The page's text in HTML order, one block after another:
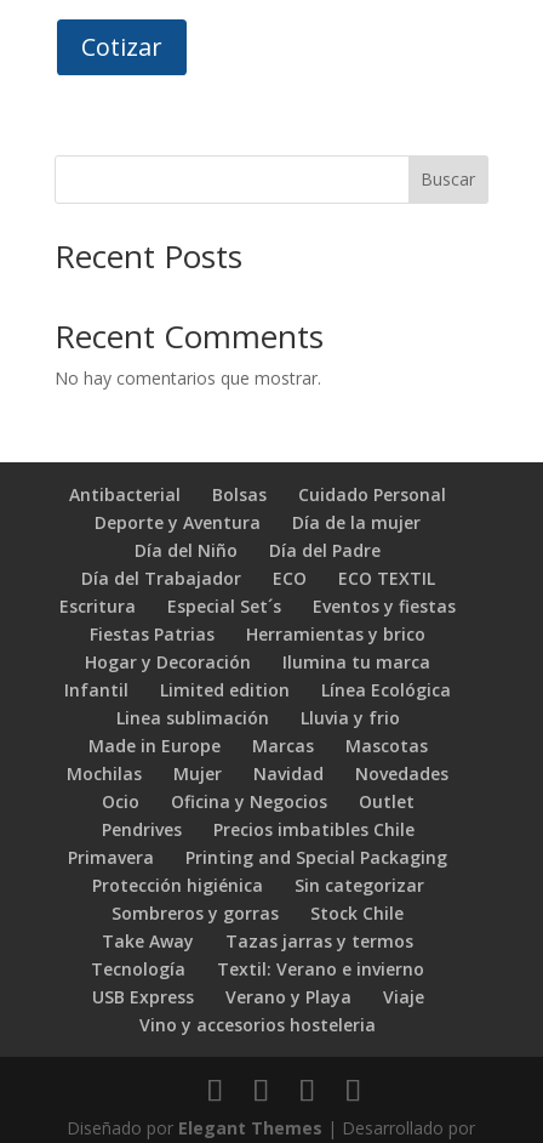
Cotizar
Buscar
Recent Posts
Recent Comments
No hay comentarios que mostrar.
Antibacterial Bolsas
Cuidado Personal
Deporte y Aventura
Día de la mujer
Día del Niño
Día del Padre
Día del Trabajador
ECO
ECO TEXTIL
Escritura
Especial Set´s
Eventos y fiestas
Fiestas Patrias
Herramientas y brico
Hogar y Decoración
Ilumina tu marca
Infantil
Limited edition
Línea Ecológica
Linea sublimación
Lluvia y frio
Made in Europe
Marcas
Mascotas
Mochilas
Mujer Navidad
Novedades
Ocio
Oficina y Negocios
Outlet
Pendrives
Precios imbatibles Chile
Primavera
Printing and Special Packaging
Protección higiénica
Sin categorizar
Sombreros y gorras
Stock Chile
Take Away
Tazas jarras y termos
Tecnología
Textil: Verano e invierno
USB Express
Verano y Playa
Viaje
Vino y accesorios hosteleria
Diseñado por Elegant Themes | Desarrollado por